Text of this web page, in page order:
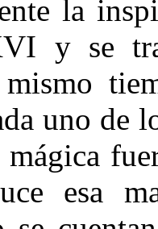
la
y se
uno de
esa